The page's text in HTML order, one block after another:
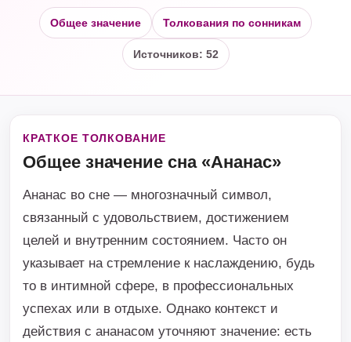
Общее значение Толкования по сонникам
Источников: 52
КРАТКОЕ ТОЛКОВАНИЕ
Общее значение сна «Ананас»
Ананас во сне — многозначный символ,
связанный с удовольствием, достижением
целей и внутренним состоянием. Часто он
указывает на стремление к наслаждению, будь
то в интимной сфере, в профессиональных
успехах или в отдыхе. Однако контекст и
действия с ананасом уточняют значение: есть